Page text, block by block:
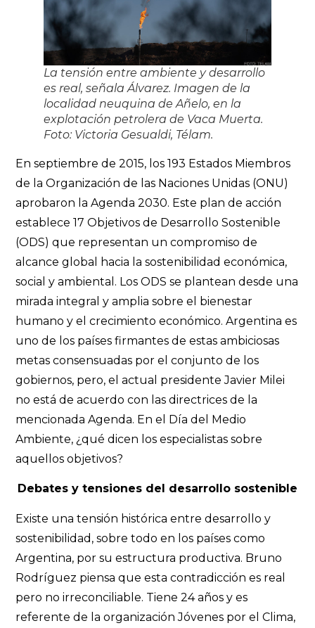
La tensión entre ambiente y desarrollo
es real, señala Álvarez. Imagen de la
localidad neuquina de Añelo, en la
explotación petrolera de Vaca Muerta.
Foto: Victoria Gesualdi, Télam.
En septiembre de 2015, los 193 Estados Miembros
de la Organización de las Naciones Unidas (ONU)
aprobaron la Agenda 2030. Este plan de acción
establece 17 Objetivos de Desarrollo Sostenible
(ODS) que representan un compromiso de
alcance global hacia la sostenibilidad económica,
social y ambiental. Los ODS se plantean desde una
mirada integral y amplia sobre el bienestar
humano y el crecimiento económico. Argentina es
uno de los países firmantes de estas ambiciosas
metas consensuadas por el conjunto de los
gobiernos, pero, el actual presidente Javier Milei
no está de acuerdo con las directrices de la
mencionada Agenda. En el Día del Medio
Ambiente, ¿qué dicen los especialistas sobre
aquellos objetivos?
Debates y tensiones del desarrollo sostenible
Existe una tensión histórica entre desarrollo y
sostenibilidad, sobre todo en los países como
Argentina, por su estructura productiva. Bruno
Rodríguez piensa que esta contradicción es real
pero no irreconciliable. Tiene 24 años y es
referente de la organización Jóvenes por el Clima,